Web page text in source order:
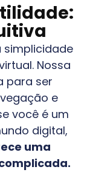
simplicidade
Nossa
para ser
e
você é um
digital,
uma